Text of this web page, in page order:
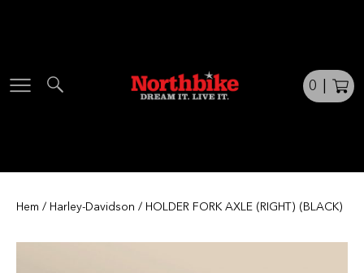
0
Hem / Harley-Davidson / HOLDER FORK AXLE (RIGHT) (BLACK)